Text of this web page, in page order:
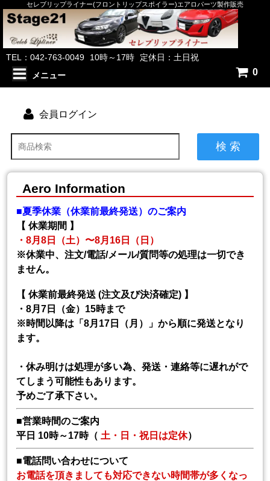
セレブリップライナー(フロントリップスポイラー)エアロパーツ製作販売
TEL：042-763-0049 10時～17時 定休日：土日祝
メニュー 0
会員ログイン
検 索
Aero Information
■夏季休業（休業前最終発送）のご案内
【 休業期間 】
・8月8日（土）〜8月16日（日）
※休業中、注文/電話/メール/質問等の処理は一切でき
ません。
【 休業前最終発送 (注文及び決済確定) 】
・8月7日（金）15時まで
※時間以降は「8月17日（月）」から順に発送となり
ます。
・休み明けは処理が多い為、発送・連絡等に遅れがで
てしまう可能性もあります。
予めご了承下さい。
■営業時間のご案内
平日 10時～17時（ 土・日・祝日は定休）
■電話問い合わせについて
お電話を頂きましても対応できない時間帯が多くなっ